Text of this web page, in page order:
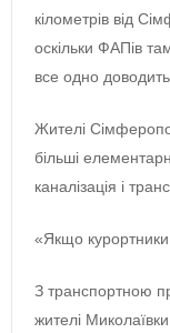
кілометрів від
оскільки ФАПів
все одно
Жителі
більші
каналізація і
«Якщо
З транспортною
жителі